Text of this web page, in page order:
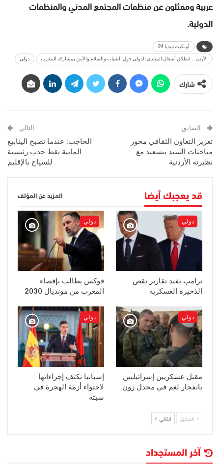
عربية وممثلون عن منظمات المجتمع المدني والمنظمات
الدولية.
أونكيت ميديا 24
الأردن .. انطلاق أشغال المنتدى الدولي حول الشباب والسلام والأمن بمشاركة المغرب دولي
شارك
السابق
تعزيز التعاون الثقافي محور
مباحثات السيد بنسعيد مع
نظيرته الأردنية
التالي
الحاجب: عندما تصبح الينابيع
المائية نقط جذب رئيسية
للسياح بالإقليم
قد يعجبك أيضا المزيد عن المؤلف
دولي
ترامب يفند تقارير نقص
الذخيرة العسكرية
دولي
فوكس يطالب بإقصاء
المغرب من مونديال 2030
دولي
مقتل عسكريين إسرائيليين
بانفجار لغم في مجدل زون
دولي
إسبانيا تكثف إجراءاتها
لاحتواء أزمة الهجرة في
سبتة
السابق التالي
آخر المستجداد